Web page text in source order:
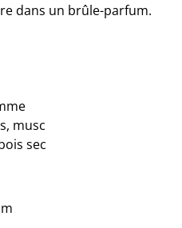
dans un brûle-parfum.
musc
sec